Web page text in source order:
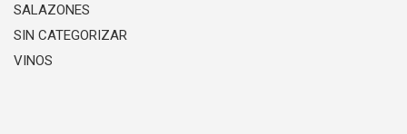
SALAZONES
SIN CATEGORIZAR
VINOS